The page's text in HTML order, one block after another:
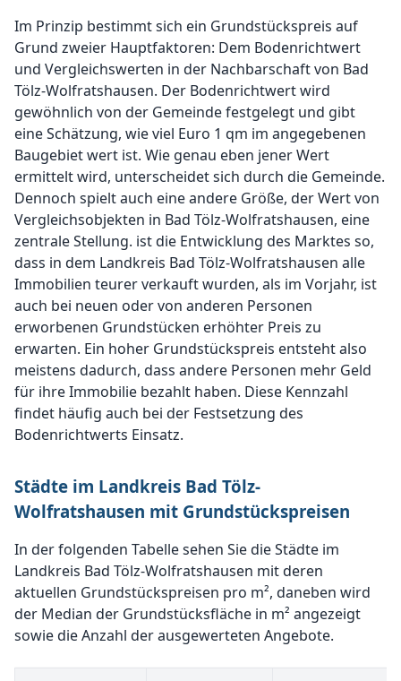
Im Prinzip bestimmt sich ein Grundstückspreis auf
Grund zweier Hauptfaktoren: Dem Bodenrichtwert
und Vergleichswerten in der Nachbarschaft von Bad
Tölz-Wolfratshausen. Der Bodenrichtwert wird
gewöhnlich von der Gemeinde festgelegt und gibt
eine Schätzung, wie viel Euro 1 qm im angegebenen
Baugebiet wert ist. Wie genau eben jener Wert
ermittelt wird, unterscheidet sich durch die Gemeinde.
Dennoch spielt auch eine andere Größe, der Wert von
Vergleichsobjekten in Bad Tölz-Wolfratshausen, eine
zentrale Stellung. ist die Entwicklung des Marktes so,
dass in dem Landkreis Bad Tölz-Wolfratshausen alle
Immobilien teurer verkauft wurden, als im Vorjahr, ist
auch bei neuen oder von anderen Personen
erworbenen Grundstücken erhöhter Preis zu
erwarten. Ein hoher Grundstückspreis entsteht also
meistens dadurch, dass andere Personen mehr Geld
für ihre Immobilie bezahlt haben. Diese Kennzahl
findet häufig auch bei der Festsetzung des
Bodenrichtwerts Einsatz.
Städte im Landkreis Bad Tölz-
Wolfratshausen mit Grundstückspreisen
In der folgenden Tabelle sehen Sie die Städte im
Landkreis Bad Tölz-Wolfratshausen mit deren
aktuellen Grundstückspreisen pro m², daneben wird
der Median der Grundstücksfläche in m² angezeigt
sowie die Anzahl der ausgewerteten Angebote.